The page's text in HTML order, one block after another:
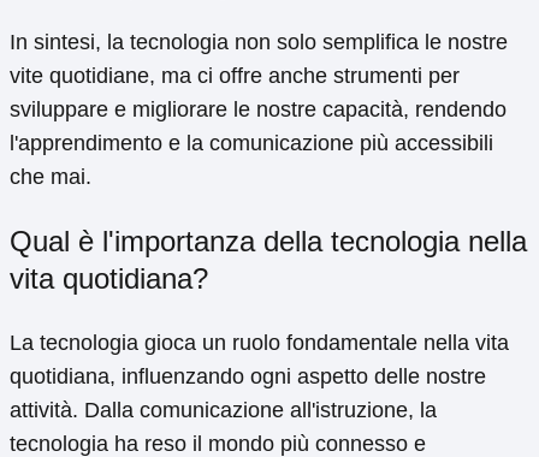
In sintesi, la tecnologia non solo semplifica le nostre
vite quotidiane, ma ci offre anche strumenti per
sviluppare e migliorare le nostre capacità, rendendo
l'apprendimento e la comunicazione più accessibili
che mai.
Qual è l'importanza della tecnologia nella
vita quotidiana?
La tecnologia gioca un ruolo fondamentale nella vita
quotidiana, influenzando ogni aspetto delle nostre
attività. Dalla comunicazione all'istruzione, la
tecnologia ha reso il mondo più connesso e